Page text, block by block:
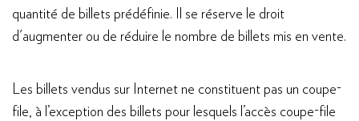
quantité de billets prédéfinie. Il se réserve le droit
d'augmenter ou de réduire le nombre de billets mis en vente.
Les billets vendus sur Internet ne constituent pas un coupe-
file, à l’exception des billets pour lesquels l’accès coupe-file